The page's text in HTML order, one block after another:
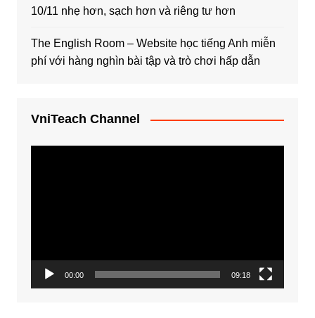
10/11 nhẹ hơn, sạch hơn và riêng tư hơn
The English Room – Website học tiếng Anh miễn
phí với hàng nghìn bài tập và trò chơi hấp dẫn
VniTeach Channel
00:00 09:18